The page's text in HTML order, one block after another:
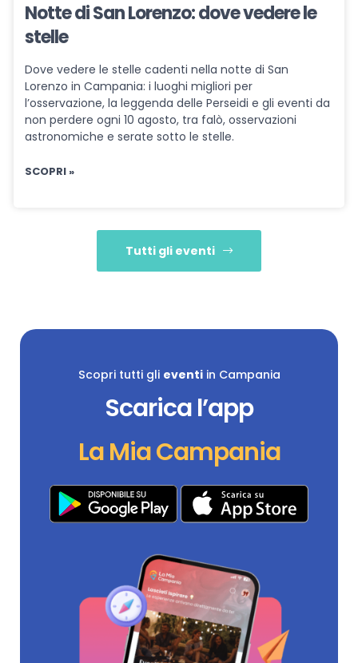
Notte di San Lorenzo: dove vedere le
stelle
Dove vedere le stelle cadenti nella notte di San
Lorenzo in Campania: i luoghi migliori per
l’osservazione, la leggenda delle Perseidi e gli eventi da
non perdere ogni 10 agosto, tra falò, osservazioni
astronomiche e serate sotto le stelle.
SCOPRI »
Tutti gli eventi
Scopri tutti gli eventiin Campania
Scarica l’app
La Mia Campania